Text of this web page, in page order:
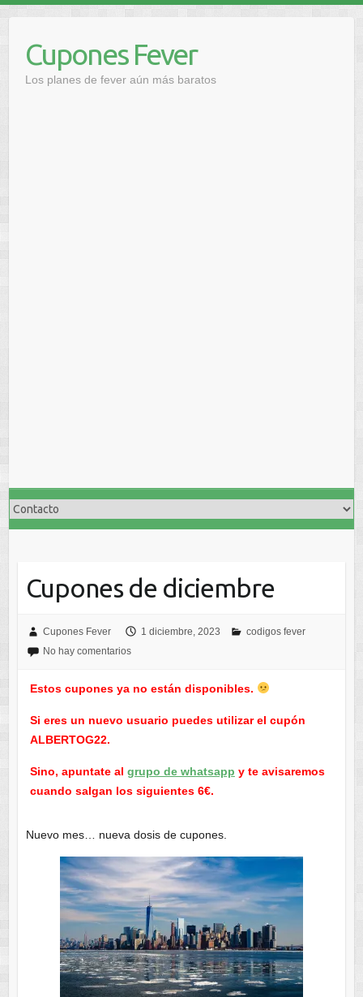
contenidoCupones Fever
Los planes de fever aún más baratos
Cupones de diciembre
Cupones Fever 1 diciembre, 2023
codigos fever
No hay comentarios
Estos cupones ya no están disponibles.
Si eres un nuevo usuario puedes utilizar el cupón
ALBERTOG22.
Sino, apuntate al grupo de whatsapp y te avisaremos
cuando salgan los siguientes 6€.
Nuevo mes… nueva dosis de cupones.